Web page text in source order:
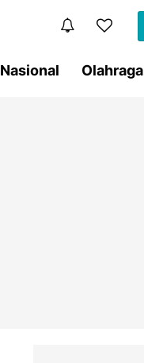
Nasional Olahraga